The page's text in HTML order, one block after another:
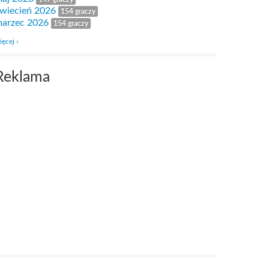
2026 154 graczy
2026 154 graczy
›